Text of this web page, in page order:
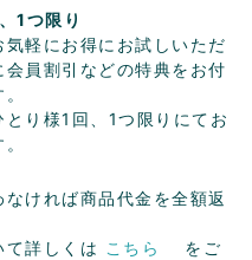
1つ限り
軽にお得にお試しいただ
会員割引などの特典をお付
とり様1回、1つ限りにてお
ければ商品代金を全額返
て詳しくは こちら
をご